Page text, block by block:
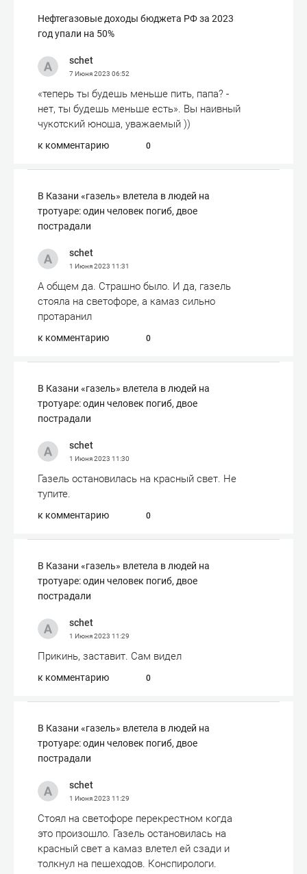
Нефтегазовые доходы бюджета РФ за 2023
год упали на 50%
schet
7 Июня 2023 06:52
«теперь ты будешь меньше пить, папа? -
нет, ты будешь меньше есть». Вы наивный
чукотский юноша, уважаемый ))
к комментарию 0
В Казани «газель» влетела в людей на
тротуаре: один человек погиб, двое
пострадали
schet
1 Июня 2023 11:31
А общем да. Страшно было. И да, газель
стояла на светофоре, а камаз сильно
протаранил
к комментарию 0
В Казани «газель» влетела в людей на
тротуаре: один человек погиб, двое
пострадали
schet
1 Июня 2023 11:30
Газель остановилась на красный свет. Не
тупите.
к комментарию 0
В Казани «газель» влетела в людей на
тротуаре: один человек погиб, двое
пострадали
schet
1 Июня 2023 11:29
Прикинь, заставит. Сам видел
к комментарию 0
В Казани «газель» влетела в людей на
тротуаре: один человек погиб, двое
пострадали
schet
1 Июня 2023 11:29
Стоял на светофоре перекрестном когда
это произошло. Газель остановилась на
красный свет а камаз влетел ей сзади и
толкнул на пешеходов. Конспирологи.